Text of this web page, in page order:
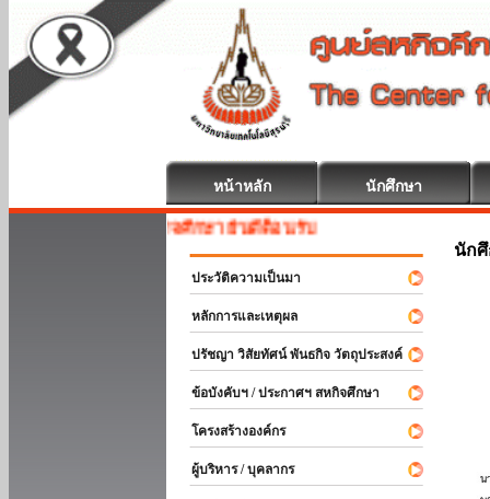
หน้าหลัก นักศึกษา
สหกิจศึกษา ยินดีต้อนรับ
ประวัติความเป็นมา
หลักการและเหตุผล
ปรัชญา วิสัยทัศน์ พันธกิจ วัตถุประสงค์
ข้อบังคับฯ / ประกาศฯ สหกิจศึกษา
โครงสร้างองค์กร
ผู้บริหาร / บุคลากร
นัก